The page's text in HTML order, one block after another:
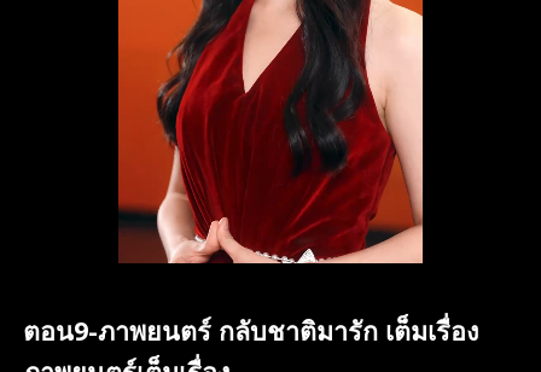
ตอน9-ภาพยนตร์ กลับชาติมารัก เต็มเรื่อง